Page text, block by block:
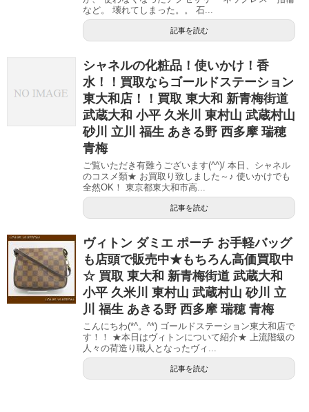
など。 壊れてしまった。。 石...
記事を読む
シャネルの化粧品！使いかけ！香
水！！買取ならゴールドステーション
東大和店！！買取 東大和 新青梅街道
武蔵大和 小平 久米川 東村山 武蔵村山
砂川 立川 福生 あきる野 西多摩 瑞穂
青梅
ご覧いただき有難うございます(^^)/ 本日、シャネル
のコスメ類★ お買取り致しました～♪ 使いかけでも
全然OK！ 東京都東大和市高...
記事を読む
ヴィトン ダミエ ポーチ お手軽バッグ
も店頭で販売中★もちろん高価買取中
☆ 買取 東大和 新青梅街道 武蔵大和
小平 久米川 東村山 武蔵村山 砂川 立
川 福生 あきる野 西多摩 瑞穂 青梅
こんにちわ(*^。^*) ゴールドステーション東大和店で
す！！ ★本日はヴィトンについて紹介★ 上流階級の
人々の荷造り職人となったヴィ...
記事を読む